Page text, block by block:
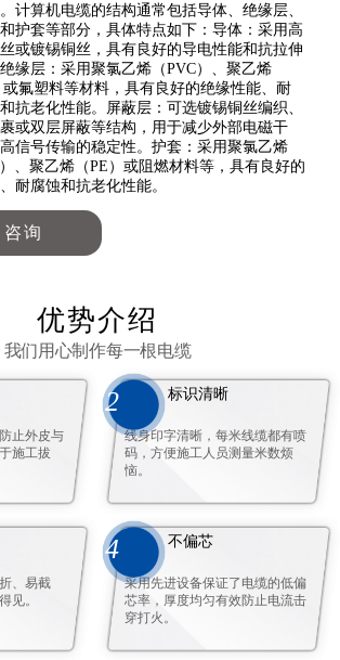
计算机电缆的结构通常包括导体、绝缘层、
护套等部分，具体特点如下：导体：采用高
或镀锡铜丝，具有良好的导电性能和抗拉伸
缘层：采用聚氯乙烯（PVC）、聚乙烯
或氟塑料等材料，具有良好的绝缘性能、耐
抗老化性能。屏蔽层：可选镀锡铜丝编织、
或双层屏蔽等结构，用于减少外部电磁干
信号传输的稳定性。护套：采用聚氯乙烯
）、聚乙烯（PE）或阻燃材料等，具有良好的
耐腐蚀和抗老化性能。
询
优势介绍
我们用心制作每一根电缆
止外皮与
施工拔
2 标识清晰
线身印字清晰，每米线缆都有喷
码，方便施工人员测量米数烦
恼。
、易截
见。
4 不偏芯
采用先进设备保证了电缆的低偏
芯率，厚度均匀有效防止电流击
穿打火。